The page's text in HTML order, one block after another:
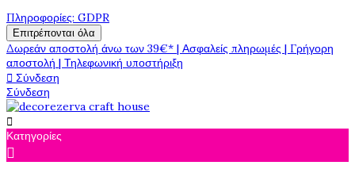
Πληροφορίες: GDPR
Επιτρέπονται όλα
Δωρεάν αποστολή άνω των 39€* | Ασφαλείς πληρωμές | Γρήγορη
αποστολή | Τηλεφωνική υποστήριξη
 Σύνδεση
Σύνδεση

Κατηγορίες
